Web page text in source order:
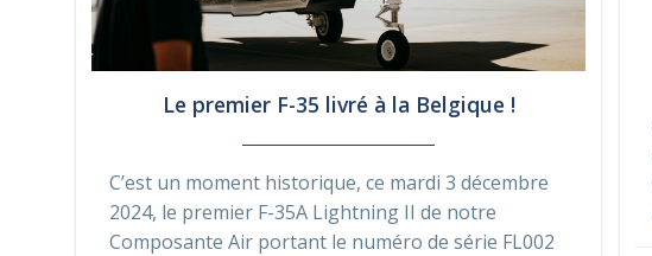
Le premier F-35 livré à la Belgique !
C’est un moment historique, ce mardi 3 décembre
2024, le premier F-35A Lightning II de notre
Composante Air portant le numéro de série FL002